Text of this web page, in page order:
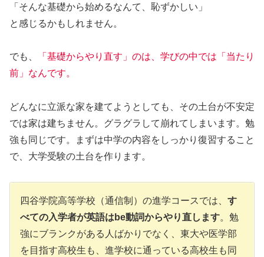
「そんな基礎から始めるなんて、恥ずかしい」
と感じるかもしれません。
でも、
「基礎からやり直す」のは、学びの中では「当たり
前」なんです。
どんなに立派な家を建てようとしても、その土台が不安定
では家は建ちません。グラグラして崩れてしまいます。勉
強も同じです。まずは中学の内容をしっかり復習すること
で、大学受験の土台を作ります。
四谷学院高等学校（通信制）の進学コースでは、 す
べての入学者が英語はbe動詞からやり直します。 勉
強にブランクがある人ばかりでなく、東大や医学部
を目指す高校生も、進学校に通っている高校生も同